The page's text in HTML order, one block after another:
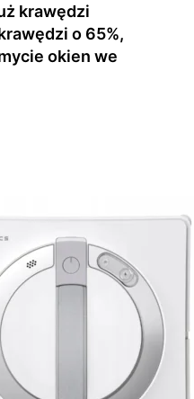
krawędzi
o 65%,
okien we